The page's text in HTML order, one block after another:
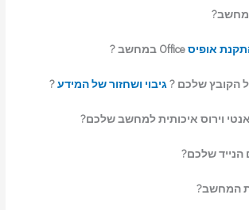
אופיסOffice במחשב ?
הקובץ שלכם ?גיבוי ושחזור של המידע?
וירוס איכותית למחשב שלכם?
הנייד שלכם?
המחשב?